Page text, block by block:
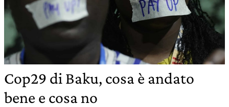
Cop29 di Baku, cosa è andato
bene e cosa no